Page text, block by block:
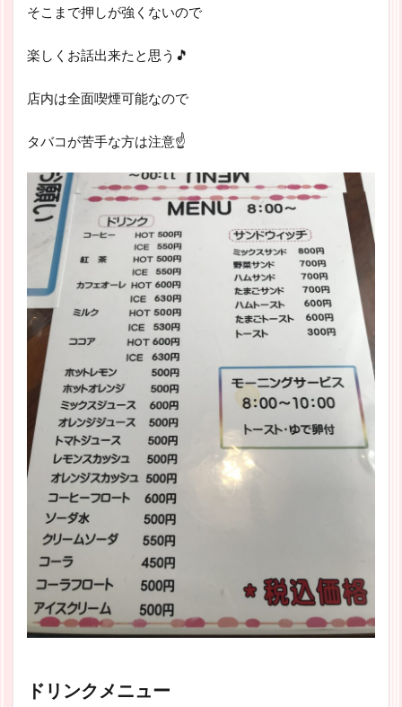
そこまで押しが強くないので
楽しくお話出来たと思う🎵
店内は全面喫煙可能なので
タバコが苦手な方は注意☝
ドリンクメニュー